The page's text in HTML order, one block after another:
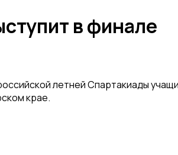
в финале
летней Спартакиады
крае.